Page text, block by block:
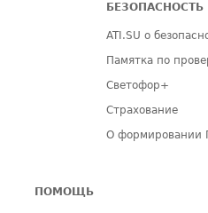
БЕЗОПАСНОСТЬ
ATI.SU о
Памятка по
Светофор+
Страхование
О формировании
ПОМОЩЬ